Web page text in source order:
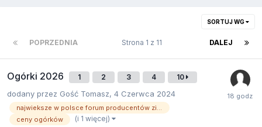
SORTUJ WG
POPRZEDNIA DALEJ
Strona 1 z 11
Ogórki 2026 1 2 3 4 10
dodany przez Gość Tomasz, 4 Czerwca 2024
ceny ogórków
(i 1 więcej)